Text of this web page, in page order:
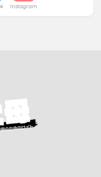
Instagram